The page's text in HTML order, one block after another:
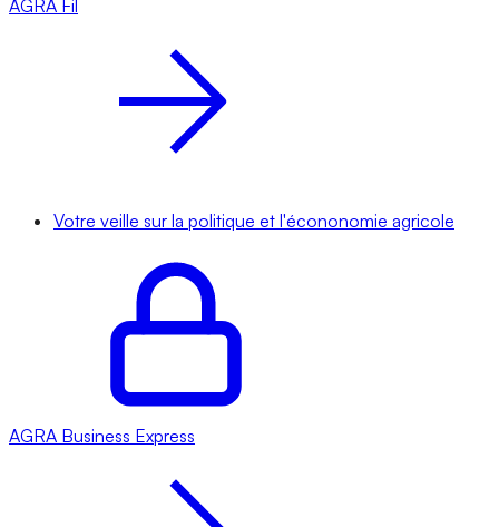
AGRA Fil
Votre veille sur la politique et l'écononomie agricole
AGRA Business Express